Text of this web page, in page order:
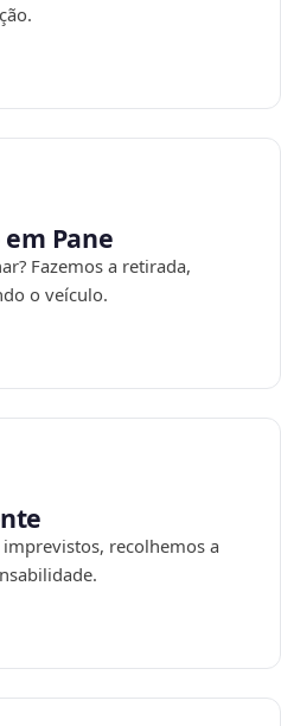
Pane
Fazemos a retirada,
o veículo.
recolhemos a